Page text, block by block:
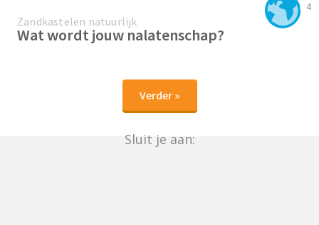
4
Zandkastelen natuurlijk
Wat wordt jouw nalatenschap?
Verder »
Sluit je aan: